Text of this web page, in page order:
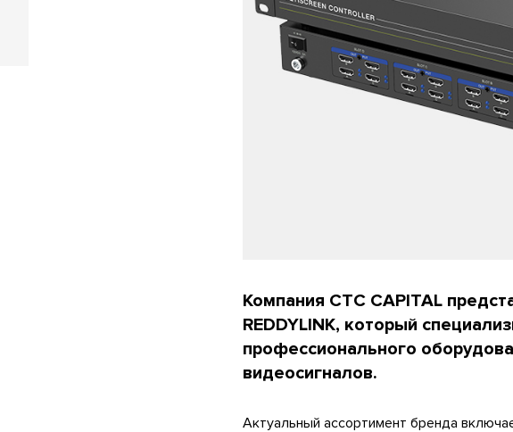
Компания CTC CAPITAL
REDDYLINK, который
профессионального
видеосигналов.
Актуальный ассортимент бренда